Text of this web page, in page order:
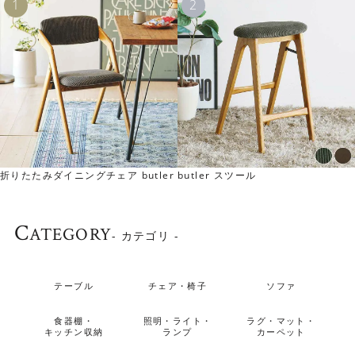
▼Tribe1は角当たりがやさしいラウンド形状
折りたたみダイニングチェア butler butler スツール
CATEGORY- カテゴリ -
テーブル チェア・椅子 ソファ
食器棚・
キッチン収納
照明・ライト・
ランプ
ラグ・マット・
カーペット